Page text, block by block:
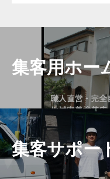
集客用ホー
集客サポー